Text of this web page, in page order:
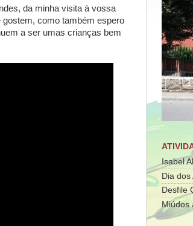
da minha visita à vossa
como também espero
a ser umas crianças bem
Isabel
Dia
Desfile
Miúdos